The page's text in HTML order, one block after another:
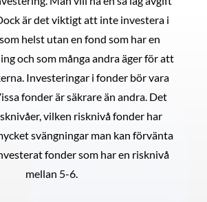
är det viktigt att inte investera i
helst utan en fond som har en
och som många andra äger för att
Investeringar i fonder bör vara
fonder är säkrare än andra. Det
vilken risknivå fonder har
svängningar man kan förvänta
fonder som har en risknivå
mellan 5-6.